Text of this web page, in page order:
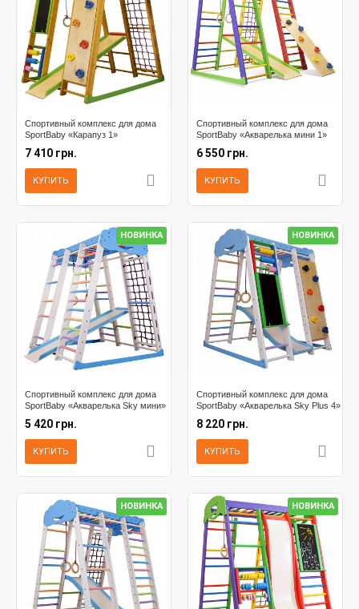
Спортивный комплекс для дома
SportBaby «Карапуз 1»
7 410 грн.
КУПИТЬ
Спортивный комплекс для дома
SportBaby «Акварелька мини 1»
6 550 грн.
КУПИТЬ
НОВИНКА
Спортивный комплекс для дома
SportBaby «Акварелька Sky мини»
5 420 грн.
КУПИТЬ
НОВИНКА
Спортивный комплекс для дома
SportBaby «Акварелька Sky Plus 4»
8 220 грн.
КУПИТЬ
НОВИНКА НОВИНКА